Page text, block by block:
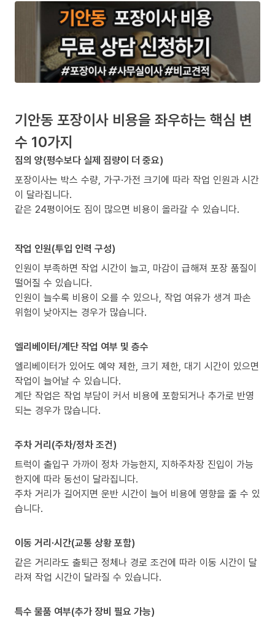
기안동 포장이사 비용을 좌우하는 핵심 변
수 10가지
짐의 양(평수보다 실제 짐량이 더 중요)
포장이사는 박스 수량, 가구·가전 크기에 따라 작업 인원과 시간
이 달라집니다.
같은 24평이어도 짐이 많으면 비용이 올라갈 수 있습니다.
작업 인원(투입 인력 구성)
인원이 부족하면 작업 시간이 늘고, 마감이 급해져 포장 품질이
떨어질 수 있습니다.
인원이 늘수록 비용이 오를 수 있으나, 작업 여유가 생겨 파손
위험이 낮아지는 경우가 많습니다.
엘리베이터/계단 작업 여부 및 층수
엘리베이터가 있어도 예약 제한, 크기 제한, 대기 시간이 있으면
작업이 늘어날 수 있습니다.
계단 작업은 작업 부담이 커서 비용에 포함되거나 추가로 반영
되는 경우가 많습니다.
주차 거리(주차/정차 조건)
트럭이 출입구 가까이 정차 가능한지, 지하주차장 진입이 가능
한지에 따라 동선이 달라집니다.
주차 거리가 길어지면 운반 시간이 늘어 비용에 영향을 줄 수 있
습니다.
이동 거리·시간(교통 상황 포함)
같은 거리라도 출퇴근 정체나 경로 조건에 따라 이동 시간이 달
라져 작업 시간이 달라질 수 있습니다.
특수 물품 여부(추가 장비 필요 가능)